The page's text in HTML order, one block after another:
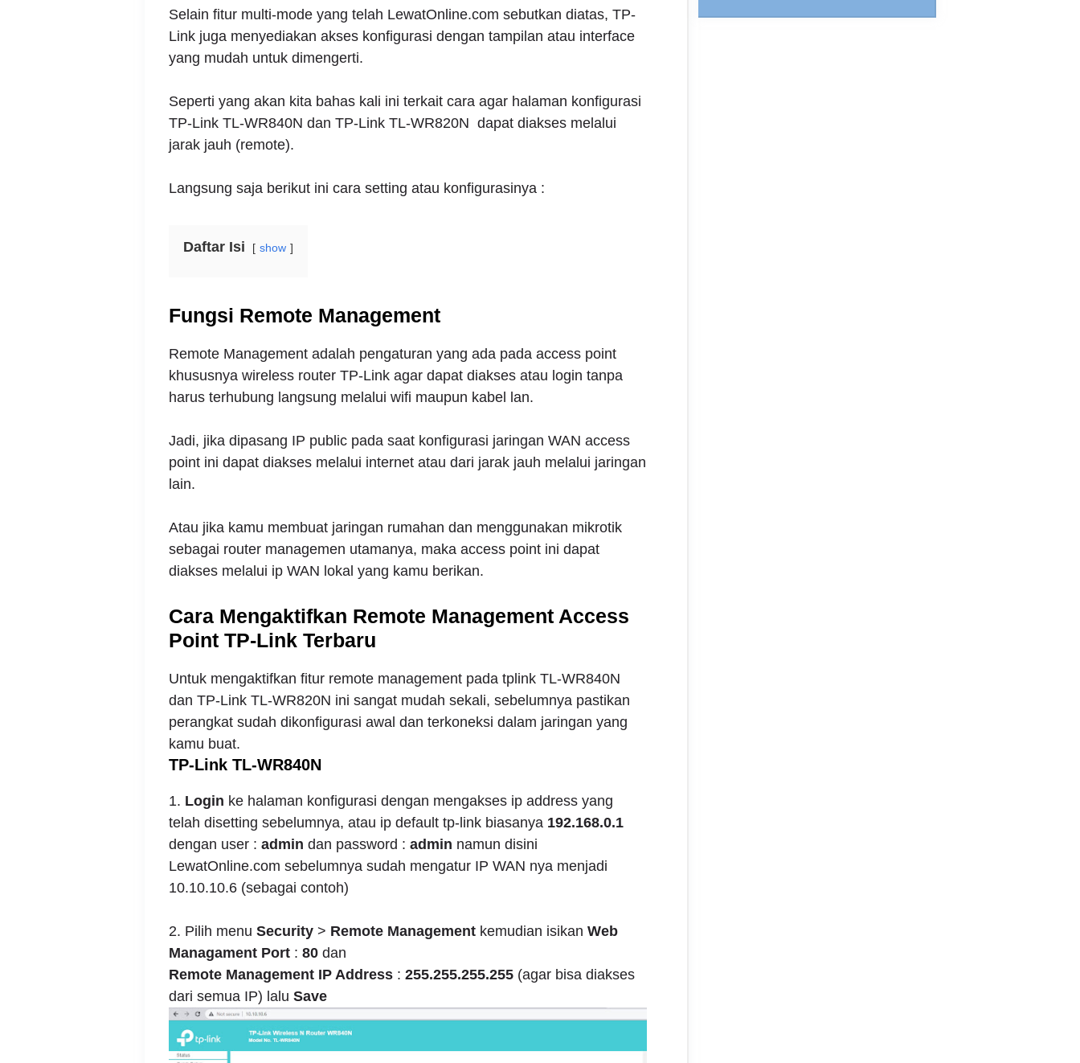
Selain fitur multi-mode yang telah LewatOnline.com sebutkan diatas, TP-
Link juga menyediakan akses konfigurasi dengan tampilan atau interface
yang mudah untuk dimengerti.
Seperti yang akan kita bahas kali ini terkait cara agar halaman konfigurasi
TP-Link TL-WR840N dan TP-Link TL-WR820N dapat diakses melalui
jarak jauh (remote).
Langsung saja berikut ini cara setting atau konfigurasinya :
Daftar Isi show
Fungsi Remote Management
Remote Management adalah pengaturan yang ada pada access point
khususnya wireless router TP-Link agar dapat diakses atau login tanpa
harus terhubung langsung melalui wifi maupun kabel lan.
Jadi, jika dipasang IP public pada saat konfigurasi jaringan WAN access
point ini dapat diakses melalui internet atau dari jarak jauh melalui jaringan
lain.
Atau jika kamu membuat jaringan rumahan dan menggunakan mikrotik
sebagai router managemen utamanya, maka access point ini dapat
diakses melalui ip WAN lokal yang kamu berikan.
Cara Mengaktifkan Remote Management Access
Point TP-Link Terbaru
Untuk mengaktifkan fitur remote management pada tplink TL-WR840N
dan TP-Link TL-WR820N ini sangat mudah sekali, sebelumnya pastikan
perangkat sudah dikonfigurasi awal dan terkoneksi dalam jaringan yang
kamu buat.
TP-Link TL-WR840N
1. Login ke halaman konfigurasi dengan mengakses ip address yang
telah disetting sebelumnya, atau ip default tp-link biasanya 192.168.0.1
dengan user : admin dan password : admin namun disini
LewatOnline.com sebelumnya sudah mengatur IP WAN nya menjadi
10.10.10.6 (sebagai contoh)
2. Pilih menu Security> Remote Managementkemudian isikan Web
Managament Port: 80dan
Remote Management IP Address: 255.255.255.255(agar bisa diakses
dari semua IP) lalu Save